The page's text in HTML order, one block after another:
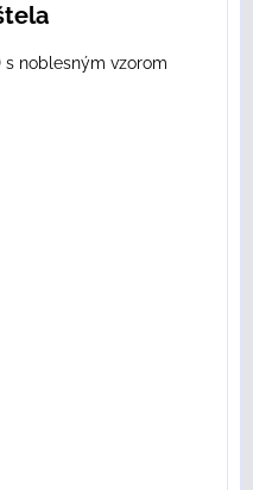
s noblesným vzorom